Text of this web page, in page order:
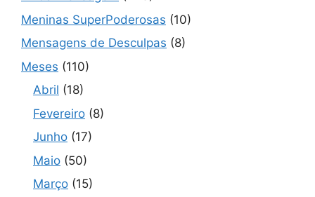
Meninas SuperPoderosas (10)
Mensagens de Desculpas (8)
Meses (110)
Abril (18)
Fevereiro (8)
Junho (17)
Maio (50)
Março (15)